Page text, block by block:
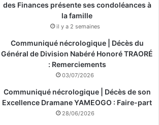
des Finances présente ses condoléances à
la famille
il y a 2 semaines
Communiqué nécrologique | Décès du
Général de Division Nabéré Honoré TRAORÉ
: Remerciements
03/07/2026
Communiqué nécrologique | Décès de son
Excellence Dramane YAMEOGO : Faire-part
28/06/2026